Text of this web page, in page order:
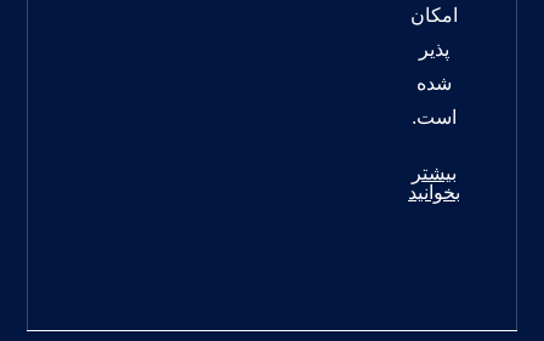
امکان
پذیر
شده
است.
بیشتر
بخوانید